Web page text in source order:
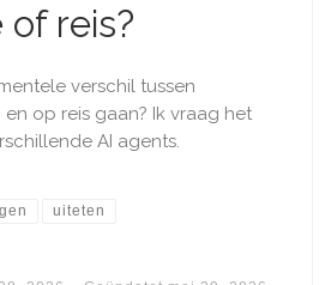
of reis?
verschil tussen
op reis gaan? Ik vraag het
AI agents.
uiteten